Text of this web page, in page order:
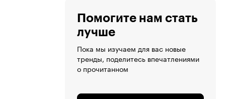
Помогите нам стать
лучше
Пока мы изучаем для вас новые
тренды, поделитесь впечатлениями
о прочитанном